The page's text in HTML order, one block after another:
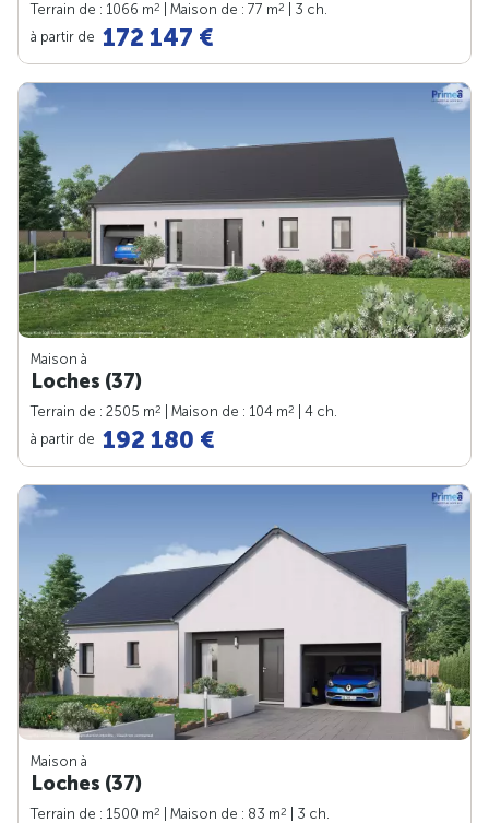
Terrain de : 1066 m2 | Maison de : 77 m2
| 3 ch.
à partir de 172 147 €
Maison à
Loches (37)
Terrain de : 2505 m2 | Maison de : 104 m2
| 4 ch.
à partir de 192 180 €
Maison à
Loches (37)
Terrain de : 1500 m2 | Maison de : 83 m2
| 3 ch.